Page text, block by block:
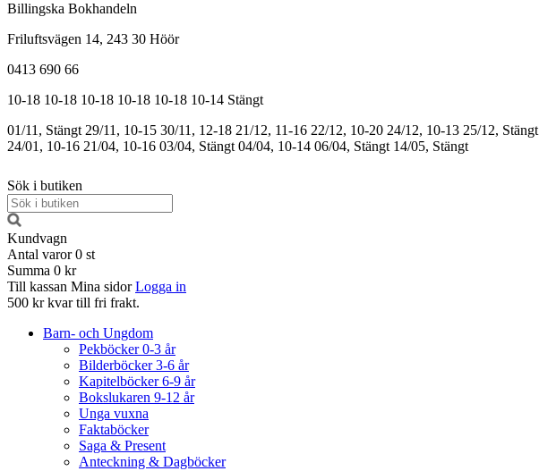
Billingska Bokhandeln
Friluftsvägen 14, 243 30 Höör
0413 690 66
10-18 10-18 10-18 10-18 10-18 10-14 Stängt
01/11, Stängt 29/11, 10-15 30/11, 12-18 21/12, 11-16 22/12, 10-20 24/12, 10-13 25/12, Stängt
24/01, 10-16 21/04, 10-16 03/04, Stängt 04/04, 10-14 06/04, Stängt 14/05, Stängt
Sök i butiken
Kundvagn
Antal varor 0 st
Summa 0 kr
Till kassan Mina sidor Logga in
500 kr kvar till fri frakt.
Barn- och Ungdom
Pekböcker 0-3 år
Bilderböcker 3-6 år
Kapitelböcker 6-9 år
Bokslukaren 9-12 år
Unga vuxna
Faktaböcker
Saga & Present
Anteckning & Dagböcker